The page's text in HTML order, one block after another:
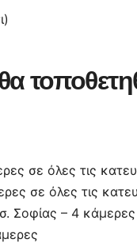
σε όλες τις
σε όλες τις
Σοφίας – 4 κάμερες